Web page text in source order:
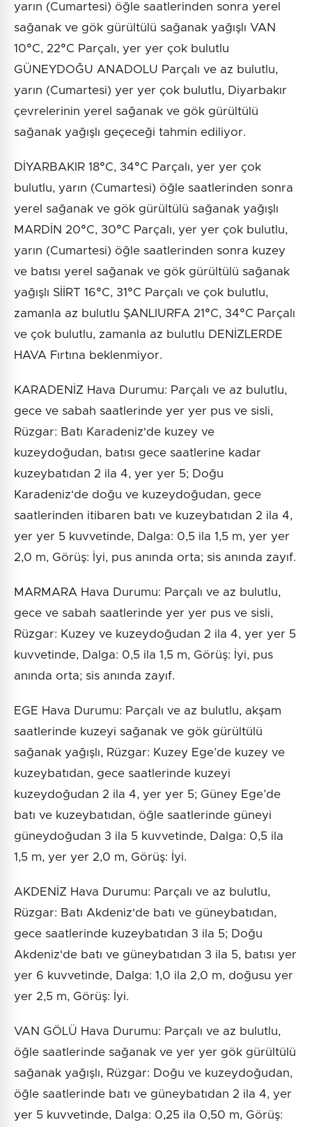
yarın (Cumartesi) öğle saatlerinden sonra yerel
sağanak ve gök gürültülü sağanak yağışlı VAN
10°C, 22°C Parçalı, yer yer çok bulutlu
GÜNEYDOĞU ANADOLU Parçalı ve az bulutlu,
yarın (Cumartesi) yer yer çok bulutlu, Diyarbakır
çevrelerinin yerel sağanak ve gök gürültülü
sağanak yağışlı geçeceği tahmin ediliyor.
DİYARBAKIR 18°C, 34°C Parçalı, yer yer çok
bulutlu, yarın (Cumartesi) öğle saatlerinden sonra
yerel sağanak ve gök gürültülü sağanak yağışlı
MARDİN 20°C, 30°C Parçalı, yer yer çok bulutlu,
yarın (Cumartesi) öğle saatlerinden sonra kuzey
ve batısı yerel sağanak ve gök gürültülü sağanak
yağışlı SİİRT 16°C, 31°C Parçalı ve çok bulutlu,
zamanla az bulutlu ŞANLIURFA 21°C, 34°C Parçalı
ve çok bulutlu, zamanla az bulutlu DENİZLERDE
HAVA Fırtına beklenmiyor.
KARADENİZ Hava Durumu: Parçalı ve az bulutlu,
gece ve sabah saatlerinde yer yer pus ve sisli,
Rüzgar: Batı Karadeniz'de kuzey ve
kuzeydoğudan, batısı gece saatlerine kadar
kuzeybatıdan 2 ila 4, yer yer 5; Doğu
Karadeniz'de doğu ve kuzeydoğudan, gece
saatlerinden itibaren batı ve kuzeybatıdan 2 ila 4,
yer yer 5 kuvvetinde, Dalga: 0,5 ila 1,5 m, yer yer
2,0 m, Görüş: İyi, pus anında orta; sis anında zayıf.
MARMARA Hava Durumu: Parçalı ve az bulutlu,
gece ve sabah saatlerinde yer yer pus ve sisli,
Rüzgar: Kuzey ve kuzeydoğudan 2 ila 4, yer yer 5
kuvvetinde, Dalga: 0,5 ila 1,5 m, Görüş: İyi, pus
anında orta; sis anında zayıf.
EGE Hava Durumu: Parçalı ve az bulutlu, akşam
saatlerinde kuzeyi sağanak ve gök gürültülü
sağanak yağışlı, Rüzgar: Kuzey Ege’de kuzey ve
kuzeybatıdan, gece saatlerinde kuzeyi
kuzeydoğudan 2 ila 4, yer yer 5; Güney Ege’de
batı ve kuzeybatıdan, öğle saatlerinde güneyi
güneydoğudan 3 ila 5 kuvvetinde, Dalga: 0,5 ila
1,5 m, yer yer 2,0 m, Görüş: İyi.
AKDENİZ Hava Durumu: Parçalı ve az bulutlu,
Rüzgar: Batı Akdeniz'de batı ve güneybatıdan,
gece saatlerinde kuzeybatıdan 3 ila 5; Doğu
Akdeniz'de batı ve güneybatıdan 3 ila 5, batısı yer
yer 6 kuvvetinde, Dalga: 1,0 ila 2,0 m, doğusu yer
yer 2,5 m, Görüş: İyi.
VAN GÖLÜ Hava Durumu: Parçalı ve az bulutlu,
öğle saatlerinde sağanak ve yer yer gök gürültülü
sağanak yağışlı, Rüzgar: Doğu ve kuzeydoğudan,
öğle saatlerinde batı ve güneybatıdan 2 ila 4, yer
yer 5 kuvvetinde, Dalga: 0,25 ila 0,50 m, Görüş: